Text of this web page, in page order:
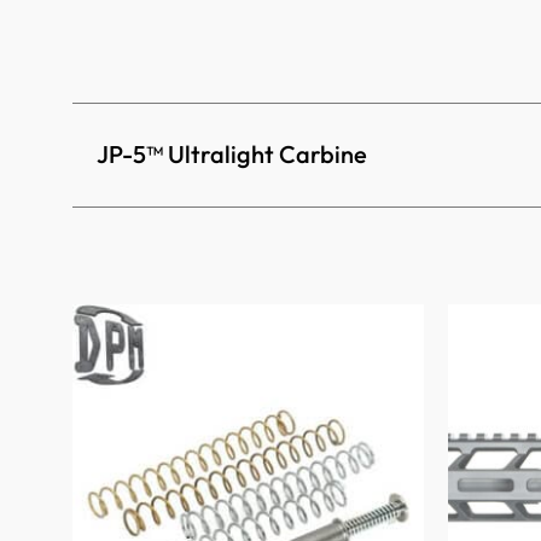
JP-5™ Ultralight Carbine